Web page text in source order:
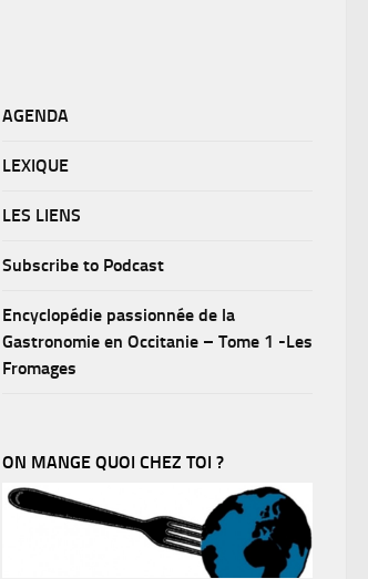
AGENDA
LEXIQUE
LES LIENS
Subscribe to Podcast
Encyclopédie passionnée de la
Gastronomie en Occitanie – Tome 1 -Les
Fromages
ON MANGE QUOI CHEZ TOI ?